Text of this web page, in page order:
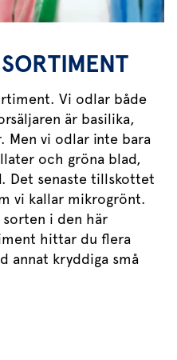
Vi odlar både
är basilika,
vi odlar inte bara
och gröna blad,
Det senaste tillskottet
vi kallar mikrogrönt.
sorten i den här
hittar du flera
annat kryddiga små